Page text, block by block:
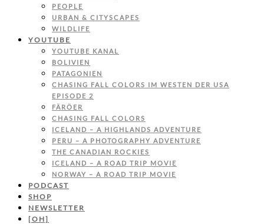
PEOPLE
URBAN & CITYSCAPES
WILDLIFE
YOUTUBE
YOUTUBE KANAL
BOLIVIEN
PATAGONIEN
CHASING FALL COLORS IM WESTEN DER USA
EPISODE 2
FÄRÖER
CHASING FALL COLORS
ICELAND – A HIGHLANDS ADVENTURE
PERU – A PHOTOGRAPHY ADVENTURE
THE CANADIAN ROCKIES
ICELAND – A ROAD TRIP MOVIE
NORWAY – A ROAD TRIP MOVIE
PODCAST
SHOP
NEWSLETTER
[OH]